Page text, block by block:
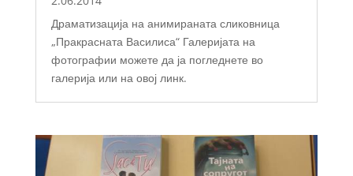
Драматизација на анимираната сликовница
„Пракрасната Василиса“ Галеријата на
фотографии можете да ја погледнете во
галерија или на овој линк.